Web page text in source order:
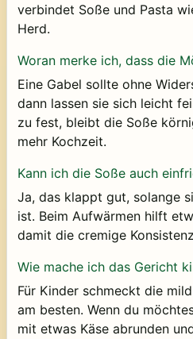
verbindet Soße und Pasta
Herd.
Woran merke ich, dass die
Eine Gabel sollte ohne
dann lassen sie sich leicht
zu fest, bleibt die Soße
mehr Kochzeit.
Kann ich die Soße auch
Ja, das klappt gut, solange
ist. Beim Aufwärmen hilft
damit die cremige
Wie mache ich das Gericht
Für Kinder schmeckt die
am besten. Wenn du
mit etwas Käse abrunden